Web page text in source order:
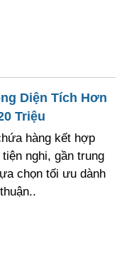
Diện Tích Hơn
Triệu
hàng kết hợp
nghi, gần trung
chọn tối ưu dành